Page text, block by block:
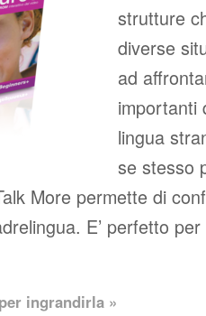
strutture
diverse
ad
importanti
lingua
se stesso
More permette di
E’ perfetto
ingrandirla »